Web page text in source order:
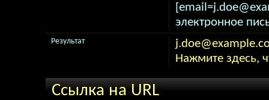
электронное
Нажмите здесь,
Результат
Ссылка на URL